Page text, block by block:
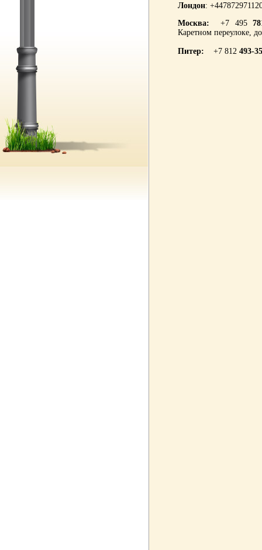
Лондон:
Москва: +7 495
Каретном переулоке,
Питер: +7 812 493-